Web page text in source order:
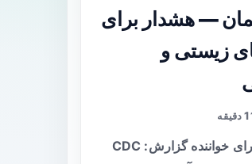
— هشدار برای
زیستی و
خلاصه سریع برای خواننده گزارش: CDC